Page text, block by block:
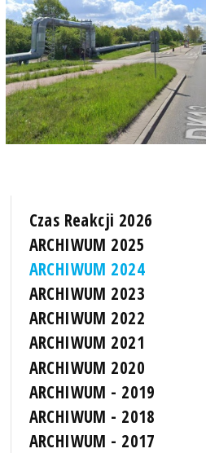
Czas Reakcji 2026
ARCHIWUM 2025
ARCHIWUM 2024
ARCHIWUM 2023
ARCHIWUM 2022
ARCHIWUM 2021
ARCHIWUM 2020
ARCHIWUM - 2019
ARCHIWUM - 2018
ARCHIWUM - 2017